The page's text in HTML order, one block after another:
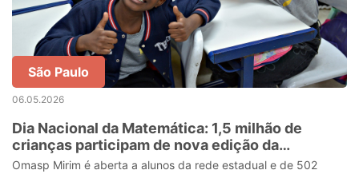
São Paulo
06.05.2026
Dia Nacional da Matemática: 1,5 milhão de
crianças participam de nova edição da
olimpíada de SP para os anos iniciais
Omasp Mirim é aberta a alunos da rede estadual e de 502